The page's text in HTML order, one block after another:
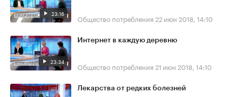
23:16 Общество потребления 22 июн 2018, 14:10
23:34
Интернет в каждую деревню
Общество потребления 21 июн 2018, 14:10
Лекарства от редких болезней